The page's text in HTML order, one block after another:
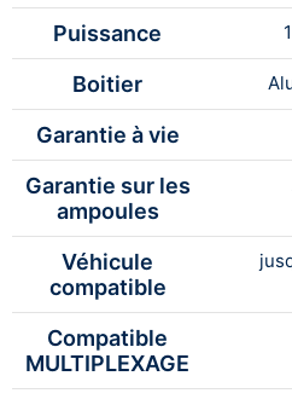
Puissance
Boitier
Garantie à vie
Garantie sur les
ampoules
Véhicule
compatible
Compatible
MULTIPLEXAGE